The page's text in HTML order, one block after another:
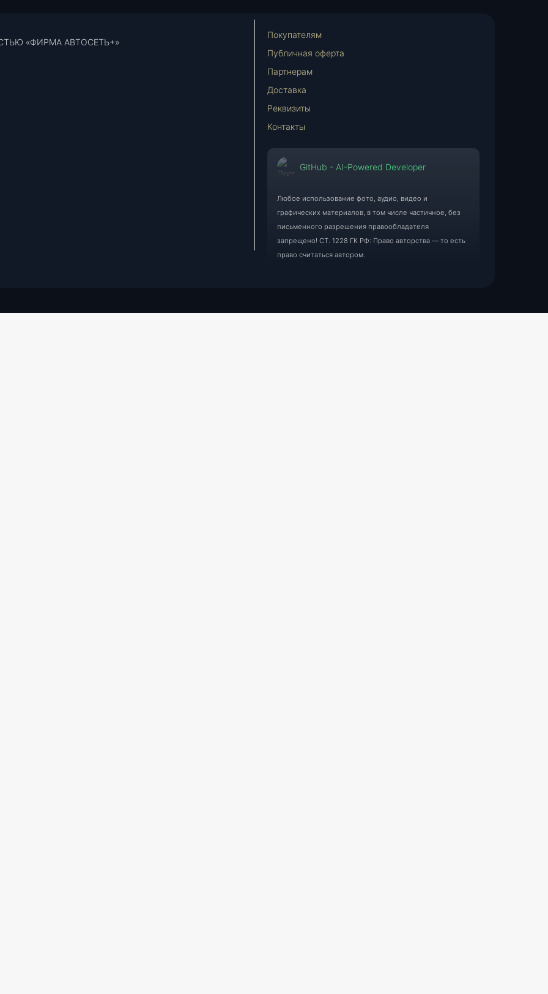
«ФИРМА АВТОСЕТЬ+»
Покупателям
Публичная оферта
Партнерам
Доставка
Реквизиты
Контакты
GitHub - AI-Powered Developer
Любое использование фото, аудио, видео и
графических материалов, в том числе частичное, без
письменного разрешения правообладателя
запрещено! СТ. 1228 ГК РФ: Право авторства — то есть
право считаться автором.